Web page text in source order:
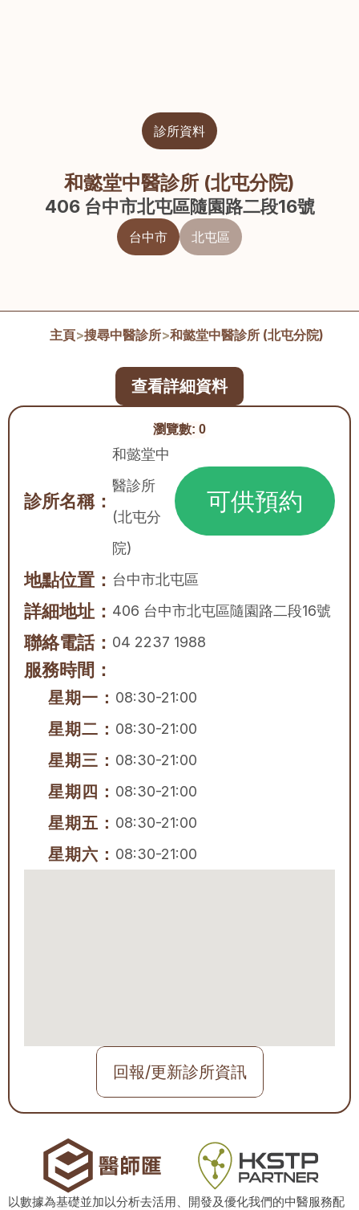
診所資料
和懿堂中醫診所 (北屯分院)
406 台中市北屯區隨園路二段16號
台中市 北屯區
主頁>搜尋中醫診所>和懿堂中醫診所 (北屯分院)
瀏覽數: 0
診所名稱：
和懿堂中
醫診所
(北屯分
院)
可供預約
地點位置： 台中市北屯區
詳細地址： 406 台中市北屯區隨園路二段16號
聯絡電話： 04 2237 1988
服務時間：
星期一： 08:30-21:00
星期二： 08:30-21:00
星期三： 08:30-21:00
星期四： 08:30-21:00
星期五： 08:30-21:00
星期六： 08:30-21:00
回報/更新診所資訊
查看詳細資料
以數據為基礎並加以分析去活用、開發及優化我們的中醫服務配